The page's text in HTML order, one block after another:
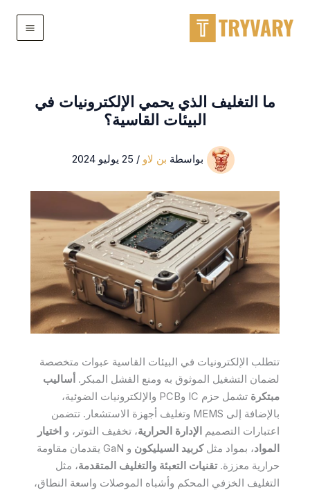
ما التغليف الذي يحمي الإلكترونيات في
البيئات القاسية؟
بواسطة بن لاو / 25 يوليو 2024
تتطلب الإلكترونيات في البيئات القاسية عبوات متخصصة
لضمان التشغيل الموثوق به ومنع الفشل المبكر. أساليب
مبتكرة
تشمل حزم IC وPCB والإلكترونيات الضوئية،
بالإضافة إلى MEMS وتغليف أجهزة الاستشعار. تتضمن
اعتبارات التصميم الإدارة الحرارية، تخفيف التوتر، و اختيار
المواد، بمواد مثلكربيد السيليكون
و GaN يقدمان مقاومة
حرارية معززة.تقنيات التعبئة والتغليف المتقدمة، مثل
التغليف الخزفي المحكم وأشباه الموصلات واسعة النطاق،